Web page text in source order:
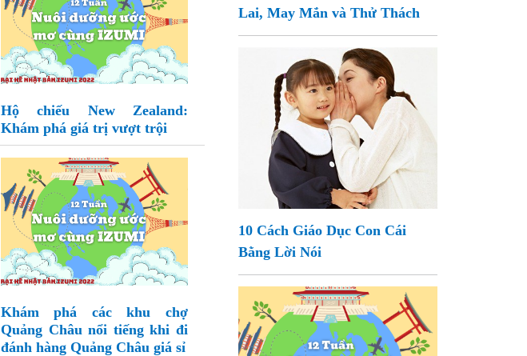
Hộ chiếu New Zealand:
Khám phá giá trị vượt trội
Khám phá các khu chợ
Quảng Châu nổi tiếng khi đi
đánh hàng Quảng Châu giá sỉ
Lai, May Mắn và Thử Thách
10 Cách Giáo Dục Con Cái
Bằng Lời Nói